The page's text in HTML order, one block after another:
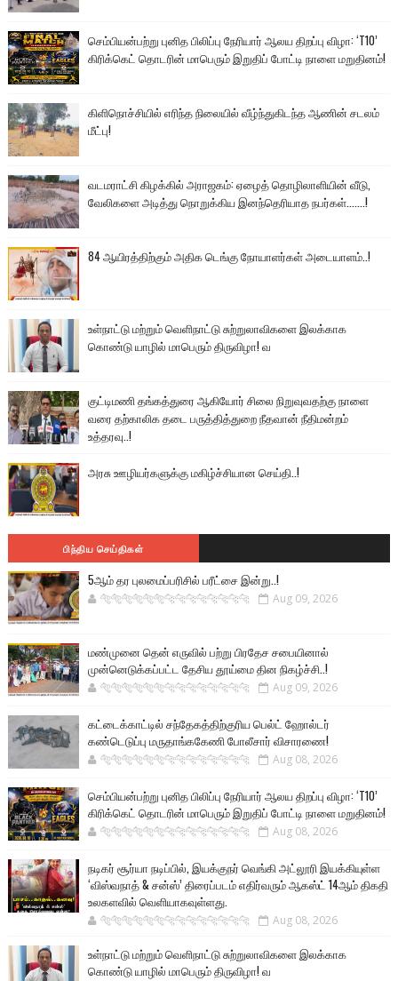
செம்பியன்பற்று புனித பிலிப்பு நேரியார் ஆலய திறப்பு விழா: ‘T10’
கிரிக்கெட் தொடரின் மாபெரும் இறுதிப் போட்டி நாளை மறுதினம்!
கிளிநொச்சியில் எரிந்த நிலையில் வீழ்ந்துகிடந்த ஆணின் சடலம்
மீட்பு!
வடமராட்சி கிழக்கில் அராஜகம்: ஏழைத் தொழிலாளியின் வீடு,
வேலிகளை அடித்து நொறுக்கிய இனந்தெரியாத நபர்கள்.......!
84 ஆயிரத்திற்கும் அதிக டெங்கு நோயாளர்கள் அடையாளம்..!
உள்நாட்டு மற்றும் வெளிநாட்டு சுற்றுலாவிகளை இலக்காக
கொண்டு யாழில் மாபெரும் திருவிழா! வ
குட்டிமணி தங்கத்துரை ஆகியோர் சிலை நிறுவுவதற்கு நாளை
வரை தற்காலிக தடை பருத்தித்துறை நீதவான் நீதிமன்றம்
உத்தரவு..!
அரசு ஊழியர்களுக்கு மகிழ்ச்சியான செய்தி..!
பிந்திய செய்திகள்
5ஆம் தர புலமைப்பரிசில் பரீட்சை இன்று..!
🐅🐅🐅🐅🐅🐅🐆🐆🐆🐆🐆🐆🐆🐆 Aug 09, 2026
மண்முனை தென் எருவில் பற்று பிரதேச சபையினால்
முன்னெடுக்கப்பட்ட தேசிய தூய்மை தின நிகழ்ச்சி..!
🐅🐅🐅🐅🐅🐅🐆🐆🐆🐆🐆🐆🐆🐆 Aug 09, 2026
கட்டைக்காட்டில் சந்தேகத்திற்குரிய பெல்ட் ஹோல்டர்
கண்டெடுப்பு மருதாங்ககேணி போலீசார் விசாரணை!
🐅🐅🐅🐅🐅🐅🐆🐆🐆🐆🐆🐆🐆🐆 Aug 08, 2026
செம்பியன்பற்று புனித பிலிப்பு நேரியார் ஆலய திறப்பு விழா: ‘T10’
கிரிக்கெட் தொடரின் மாபெரும் இறுதிப் போட்டி நாளை மறுதினம்!
🐅🐅🐅🐅🐅🐅🐆🐆🐆🐆🐆🐆🐆🐆 Aug 08, 2026
நடிகர் சூர்யா நடிப்பில், இயக்குநர் வெங்கி அட்லூரி இயக்கியுள்ள
‘விஸ்வநாத் & சன்ஸ்’ திரைப்படம் எதிர்வரும் ஆகஸ்ட் 14ஆம் திகதி
உலகளவில் வெளியாகவுள்ளது.
🐅🐅🐅🐅🐅🐅🐆🐆🐆🐆🐆🐆🐆🐆 Aug 08, 2026
உள்நாட்டு மற்றும் வெளிநாட்டு சுற்றுலாவிகளை இலக்காக
கொண்டு யாழில் மாபெரும் திருவிழா! வ